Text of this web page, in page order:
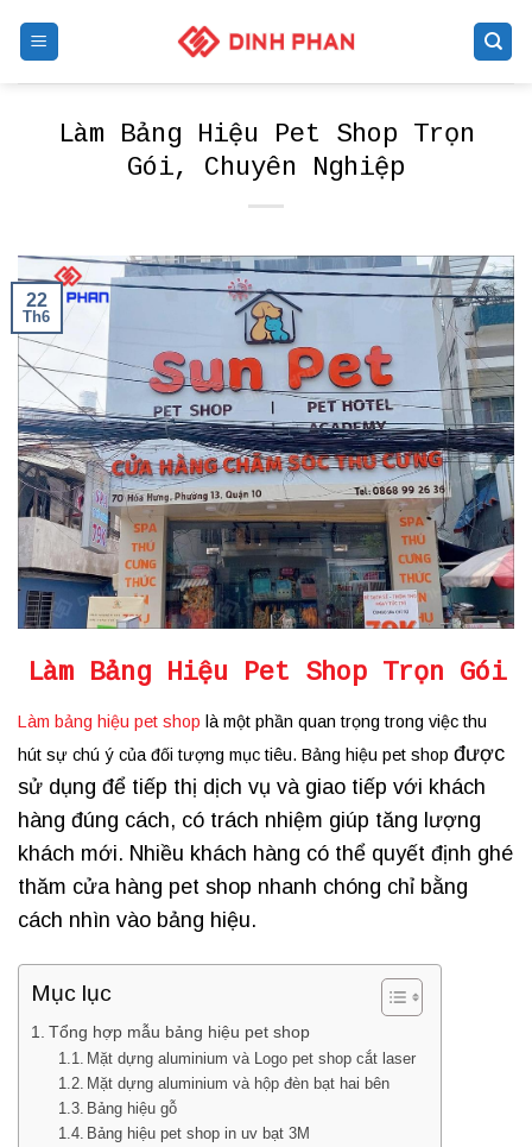
Làm Bảng Hiệu Pet Shop Trọn
Gói, Chuyên Nghiệp
22
Th6
Làm Bảng Hiệu Pet Shop Trọn Gói
Làm bảng hiệu pet shop là một phần quan trọng trong việc thu
hút sự chú ý của đối tượng mục tiêu. Bảng hiệu pet shop được
sử dụng để tiếp thị dịch vụ và giao tiếp với khách
hàng đúng cách, có trách nhiệm giúp tăng lượng
khách mới. Nhiều khách hàng có thể quyết định ghé
thăm cửa hàng pet shop nhanh chóng chỉ bằng
cách nhìn vào bảng hiệu.
Mục lục
Tổng hợp mẫu bảng hiệu pet shop
Mặt dựng aluminium và Logo pet shop cắt laser
Mặt dựng aluminium và hộp đèn bạt hai bên
Bảng hiệu gỗ
Bảng hiệu pet shop in uv bạt 3M